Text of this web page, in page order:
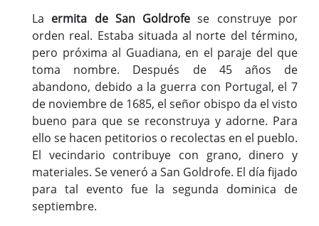
La ermita de San Goldrofe se construye por
orden real. Estaba situada al norte del término,
pero próxima al Guadiana, en el paraje del que
toma nombre. Después de 45 años de
abandono, debido a la guerra con Portugal, el 7
de noviembre de 1685, el señor obispo da el visto
bueno para que se reconstruya y adorne. Para
ello se hacen petitorios o recolectas en el pueblo.
El vecindario contribuye con grano, dinero y
materiales. Se veneró a San Goldrofe. El día fijado
para tal evento fue la segunda dominica de
septiembre.